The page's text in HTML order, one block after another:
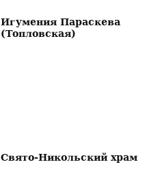
Игумения Параскева
(Топловская)
Свято-Никольский храм